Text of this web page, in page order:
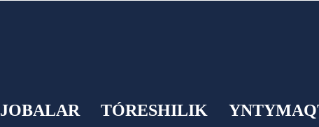
JOBALAR TÓRESHILIK